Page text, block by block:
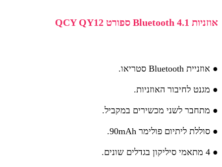
אוזניות Bluetooth 4.1 ספורט QCY QY12
● אוזניית Bluetooth סטריאו.
● מגנט לחיבור האוזניות.
● מתחבר לשני מכשירים במקביל.
● סוללת ליתיום פולימר 90mAh.
● 4 מתאמי סיליקון בגדלים שונים.